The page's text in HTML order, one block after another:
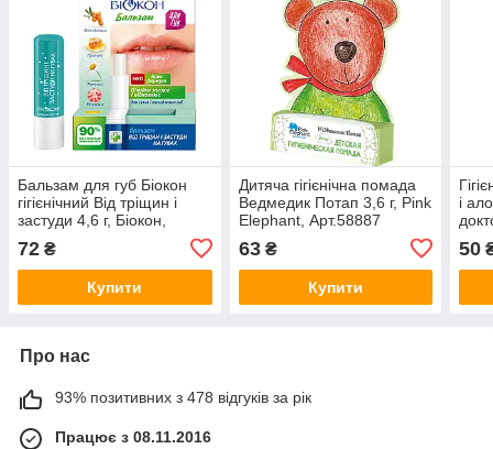
Бальзам для губ Біокон
гігієнічний Від тріщин і
застуди 4,6 г, Біокон,
72 ₴
Купити
Дитяча гігієнічна помада
Ведмедик Потап 3,6 г, Pink
Elephant, Арт.58887
63₴
Купити
і
50
Про нас
93% позитивних з 478 відгуків за рік
Працює з 08.11.2016